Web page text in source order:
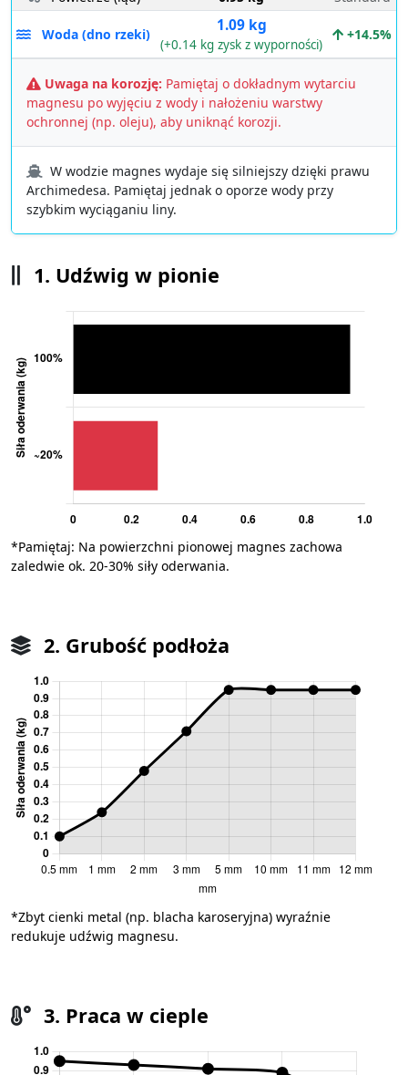
Woda (dno rzeki) 1.09 kg
(+0.14 kg zysk z wyporności)
+14.5%
Uwaga na korozję: Pamiętaj o dokładnym wytarciu
magnesu po wyjęciu z wody i nałożeniu warstwy
ochronnej (np. oleju), aby uniknąć korozji.
W wodzie magnes wydaje się silniejszy dzięki prawu
Archimedesa. Pamiętaj jednak o oporze wody przy
szybkim wyciąganiu liny.
1. Udźwig w pionie
*Pamiętaj: Na powierzchni pionowej magnes zachowa
zaledwie ok. 20-30% siły oderwania.
2. Grubość podłoża
*Zbyt cienki metal (np. blacha karoseryjna) wyraźnie
redukuje udźwig magnesu.
3. Praca w cieple